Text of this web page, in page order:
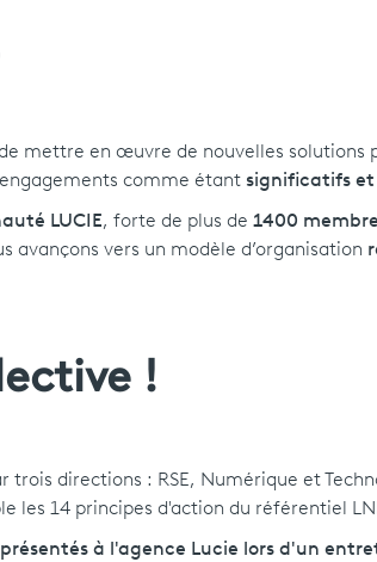
mettre en œuvre de nouvelles solutions
engagements comme étant significatifs et
LUCIE, forte de plus de 1400
avançons vers un modèle d’organisation
!
directions : RSE, Numérique et
les 14 principes d'action du référentiel
à l'agence Lucie lors d'un